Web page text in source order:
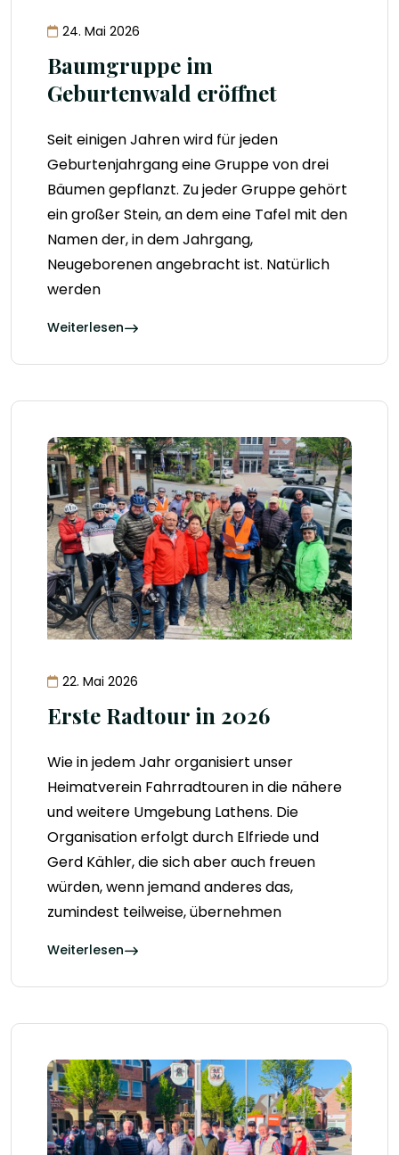
24. Mai 2026
Baumgruppe im
Geburtenwald eröffnet
Seit einigen Jahren wird für jeden
Geburtenjahrgang eine Gruppe von drei
Bäumen gepflanzt. Zu jeder Gruppe gehört
ein großer Stein, an dem eine Tafel mit den
Namen der, in dem Jahrgang,
Neugeborenen angebracht ist. Natürlich
werden
Weiterlesen
22. Mai 2026
Erste Radtour in 2026
Wie in jedem Jahr organisiert unser
Heimatverein Fahrradtouren in die nähere
und weitere Umgebung Lathens. Die
Organisation erfolgt durch Elfriede und
Gerd Kähler, die sich aber auch freuen
würden, wenn jemand anderes das,
zumindest teilweise, übernehmen
Weiterlesen